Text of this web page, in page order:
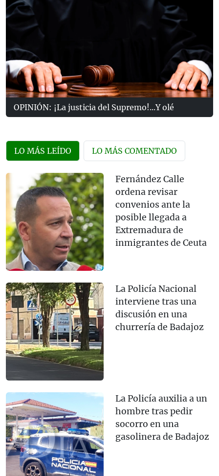
OPINIÓN: ¡La justicia del Supremo!...Y olé
LO MÁS LEÍDO LO MÁS COMENTADO
Fernández Calle
ordena revisar
convenios ante la
posible llegada a
Extremadura de
inmigrantes de Ceuta
La Policía Nacional
interviene tras una
discusión en una
churrería de Badajoz
La Policía auxilia a un
hombre tras pedir
socorro en una
gasolinera de Badajoz